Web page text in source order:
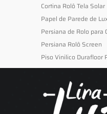
Cortina Rolô Tela Solar
Papel de Parede de
Persiana de Rolo para
Persiana Rolô Screen
Piso Vinilico Durafloor